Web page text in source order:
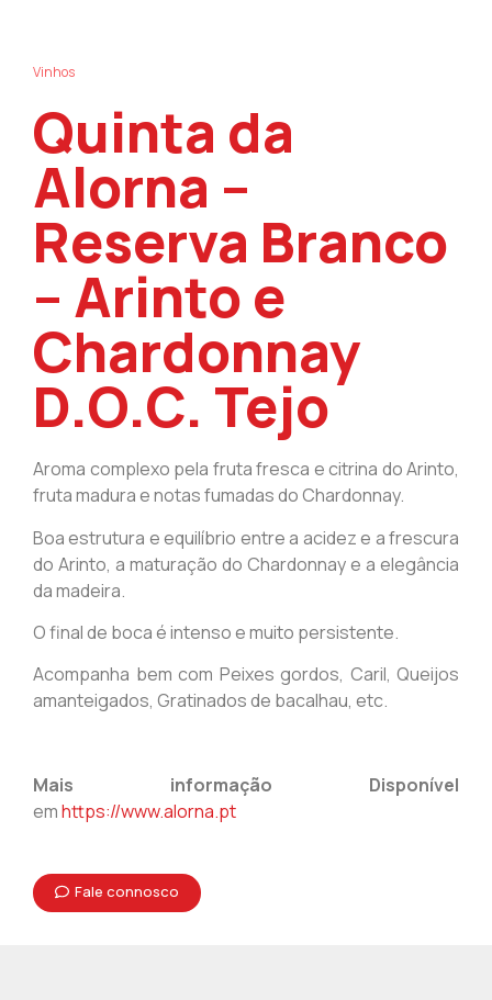
Vinhos
Quinta da
Alorna –
Reserva Branco
– Arinto e
Chardonnay
D.O.C. Tejo
Aroma complexo pela fruta fresca e citrina do Arinto,
fruta madura e notas fumadas do Chardonnay.
Boa estrutura e equilíbrio entre a acidez e a frescura
do Arinto, a maturação do Chardonnay e a elegância
da madeira.
O final de boca é intenso e muito persistente.
Acompanha bem com Peixes gordos, Caril, Queijos
amanteigados, Gratinados de bacalhau, etc.
Mais informação Disponível
emhttps://www.alorna.pt
Fale connosco